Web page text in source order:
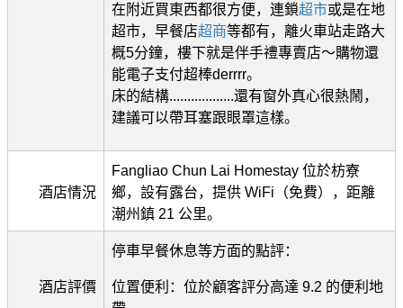
在附近買東西都很方便，連鎖超市或是在地
超市，早餐店超商等都有，離火車站走路大
概5分鐘，樓下就是伴手禮專賣店～購物還
能電子支付超棒derrrr。
床的結構..................還有窗外真心很熱鬧，
建議可以帶耳塞跟眼罩這樣。
酒店情況
Fangliao Chun Lai Homestay 位於枋寮
鄉，設有露台，提供 WiFi（免費），距離
潮州鎮 21 公里。
酒店評價
停車早餐休息等方面的點評：
位置便利：位於顧客評分高達 9.2 的便利地